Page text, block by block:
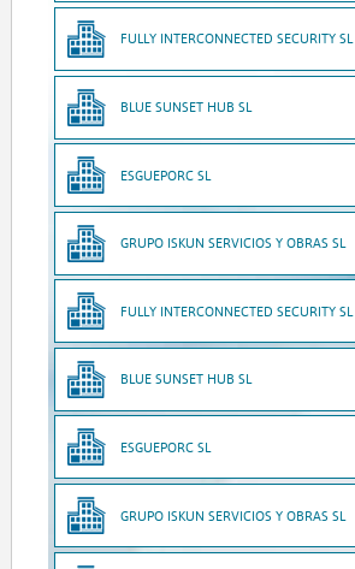
FULLY INTERCONNECTED SECURITY SL
BLUE SUNSET HUB SL
ESGUEPORC SL
GRUPO ISKUN SERVICIOS Y OBRAS SL
FULLY INTERCONNECTED SECURITY SL
BLUE SUNSET HUB SL
ESGUEPORC SL
GRUPO ISKUN SERVICIOS Y OBRAS SL